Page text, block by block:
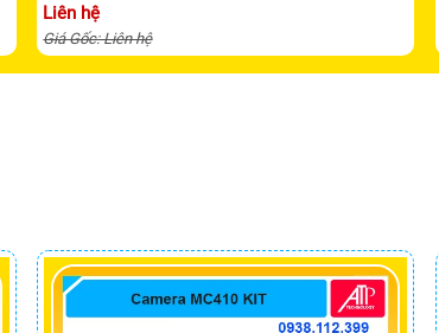
Liên hệ
Giá Gốc: Liên hệ